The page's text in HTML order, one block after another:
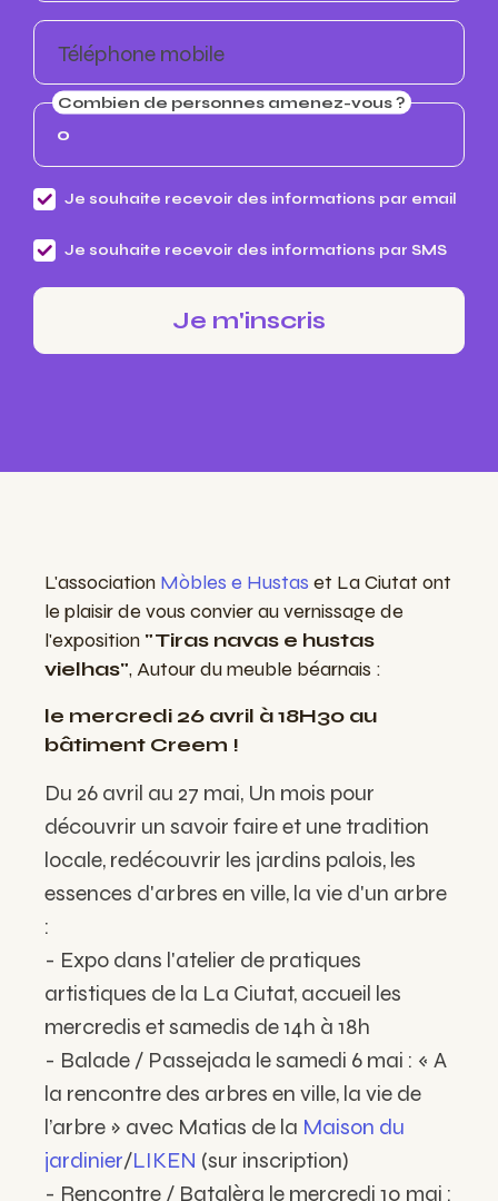
Téléphone mobile
Combien de personnes amenez-vous ?
Je souhaite recevoir des informations par email
Je souhaite recevoir des informations par SMS
L'association Mòbles e Hustas et La Ciutat ont
le plaisir de vous convier au vernissage de
l'exposition "Tiras navas e hustas
vielhas", Autour du meuble béarnais :
le mercredi 26 avril à 18H30 au
bâtiment Creem !
Du 26 avril au 27 mai, Un mois pour
découvrir un savoir faire et une tradition
locale, redécouvrir les jardins palois, les
essences d'arbres en ville, la vie d'un arbre
:
- Expo dans l'atelier de pratiques
artistiques de la La Ciutat, accueil les
mercredis et samedis de 14h à 18h
- Balade / Passejada le samedi 6 mai : « A
la rencontre des arbres en ville, la vie de
l’arbre » avec Matias de la Maison du
jardinier/LIKEN (sur inscription)
- Rencontre / Batalèra le mercredi 10 mai :